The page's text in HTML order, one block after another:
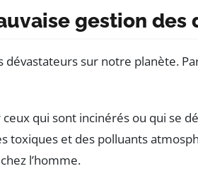
gestion des
sur notre planète.
qui sont incinérés ou qui se
toxiques et des polluants
l’homme.